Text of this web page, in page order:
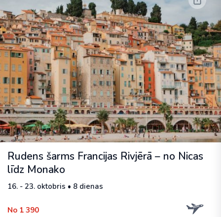
Rudens šarms Francijas Rivjērā – no Nicas
līdz Monako
16. - 23. oktobris • 8 dienas
No 1 390